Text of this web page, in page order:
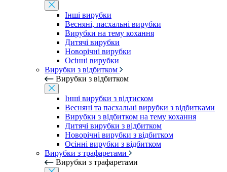
Інші вирубки
Весняні, пасхальні вирубки
Вирубки на тему кохання
Дитячі вирубки
Новорічні вирубки
Осінні вирубки
Вирубки з відбитком
Вирубки з відбитком
Інші вирубки з відтиском
Весняні та пасхальні вирубки з відбитками
Вирубки з відбитком на тему кохання
Дитячі вирубки з відбитком
Новорічні вирубки з відбитком
Осінні вирубки з відбитком
Вирубки з трафаретами
Вирубки з трафаретами